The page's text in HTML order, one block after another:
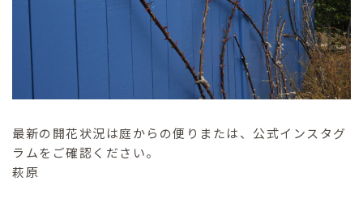
最新の開花状況は庭からの便りまたは、公式インスタグ
ラムをご確認ください。
萩原